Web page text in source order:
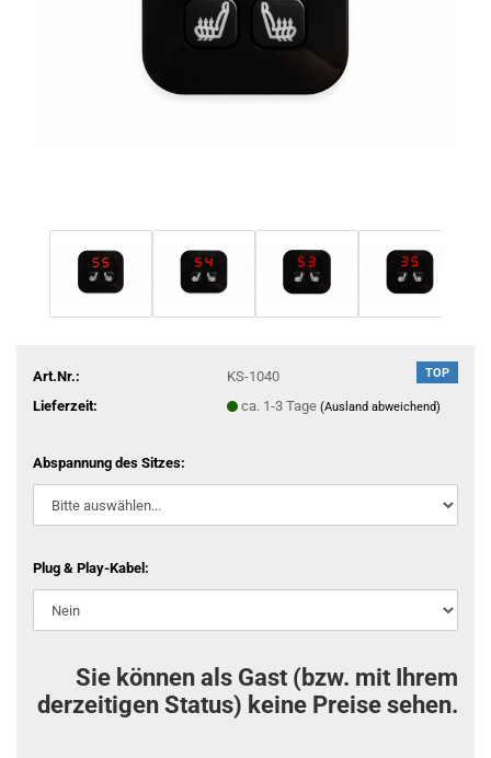
TOP
Art.Nr.:
KS-1040
Lieferzeit:
ca. 1-3 Tage (Ausland abweichend)
Abspannung des Sitzes:
Plug & Play-Kabel:
Sie können als Gast (bzw. mit Ihrem
derzeitigen Status) keine Preise sehen.